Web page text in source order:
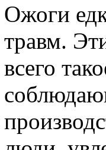
Ожоги
травм.
всего